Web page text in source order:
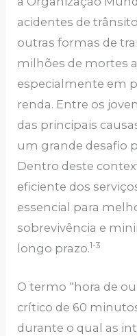
acidentes de
outras formas de
milhões de mortes
especialmente em
renda. Entre os
das principais
um grande desafio
Dentro deste
eficiente dos
essencial para
sobrevivência e
longo prazo.1-3
O termo “hora de
crítico de 60
durante o qual as